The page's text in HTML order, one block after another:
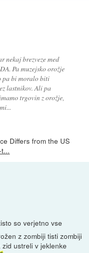
nekaj brezveze med
Pa muzejsko orožje
pa bi moralo biti
lastnikov. Ali pa
trgovin z orožje,
Differs from the US
so verjetno vse
z zombiji tisti zombiji
ustreli v jeklenke